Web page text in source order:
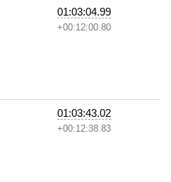
01:03:04.99
+00:12:00.80
01:03:43.02
+00:12:38.83